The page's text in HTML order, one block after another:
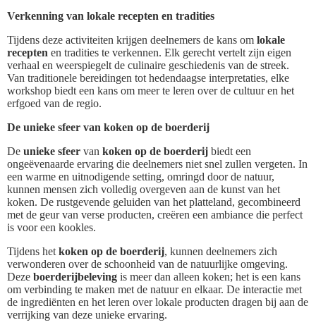
Verkenning van lokale recepten en tradities
Tijdens deze activiteiten krijgen deelnemers de kans om lokale
recepten en tradities te verkennen. Elk gerecht vertelt zijn eigen
verhaal en weerspiegelt de culinaire geschiedenis van de streek.
Van traditionele bereidingen tot hedendaagse interpretaties, elke
workshop biedt een kans om meer te leren over de cultuur en het
erfgoed van de regio.
De unieke sfeer van koken op de boerderij
De unieke sfeer van koken op de boerderij biedt een
ongeëvenaarde ervaring die deelnemers niet snel zullen vergeten. In
een warme en uitnodigende setting, omringd door de natuur,
kunnen mensen zich volledig overgeven aan de kunst van het
koken. De rustgevende geluiden van het platteland, gecombineerd
met de geur van verse producten, creëren een ambiance die perfect
is voor een kookles.
Tijdens het koken op de boerderij, kunnen deelnemers zich
verwonderen over de schoonheid van de natuurlijke omgeving.
Deze boerderijbeleving is meer dan alleen koken; het is een kans
om verbinding te maken met de natuur en elkaar. De interactie met
de ingrediënten en het leren over lokale producten dragen bij aan de
verrijking van deze unieke ervaring.